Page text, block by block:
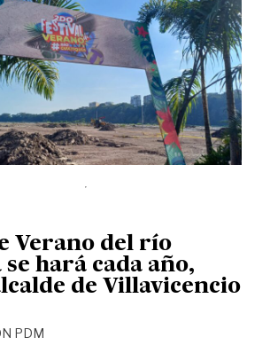
Verano del río
hará cada año,
de Villavicencio
PDM